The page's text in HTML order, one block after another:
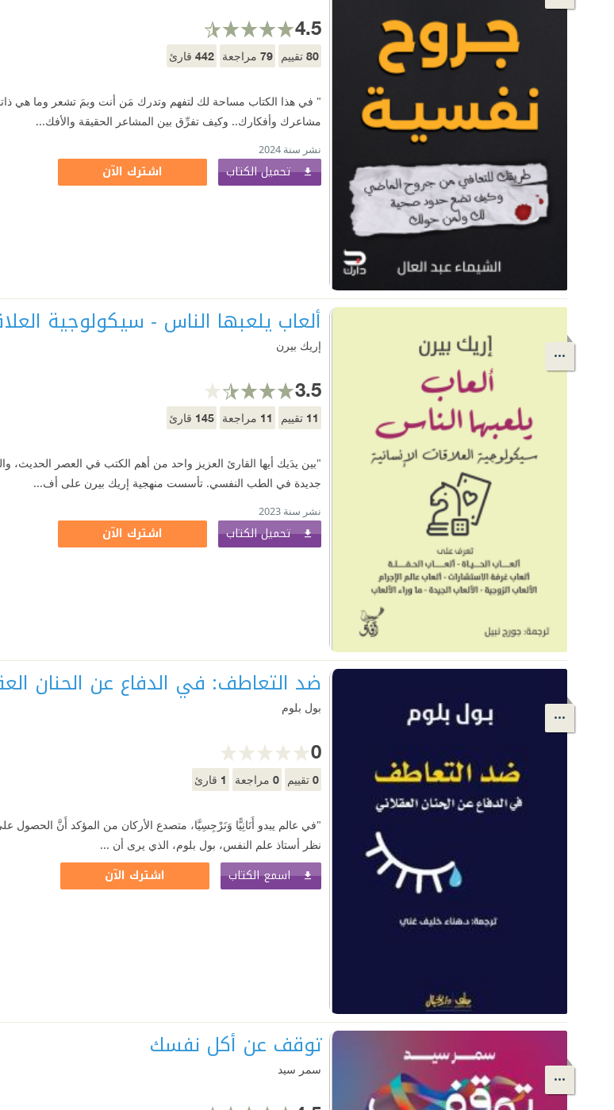
4.5
80 تقييم 79 مراجعة 442 قارئ
" في هذا الكتاب مساحة لك لتفهم وتدرك مَن أنت وبمَ تشعر وما هي
مشاعرك وأفكارك.. وكيف تفرِّق بين المشاعر الحقيقة والأفك...
نشر سنة 2024
تحميل الكتاب اشترك الآن
ألعاب يلعبها الناس - سيكولوجية
إريك بيرن
3.5
11 تقييم 11 مراجعة 145 قارئ
"بين يدَيك أيها القارئ العزيز واحد من أهم الكتب في العصر الحديث،
جديدة في الطب النفسي. تأسست منهجية إريك بيرن على أف...
نشر سنة 2023
تحميل الكتاب اشترك الآن
ضد التعاطف: في الدفاع عن الحنان
بول بلوم
0
0 تقييم 0 مراجعة 1 قارئ
"في عالم يبدو أَنَانِيًّا وَنَرْجِسِيَّا، متصدع الأركان من المؤكد أَنَّ
نظر أستاذ علم النفس، بول بلوم، الذي يرى أن ...
اسمع الكتاب اشترك الآن
توقف عن أكل نفسك
سمر سيد